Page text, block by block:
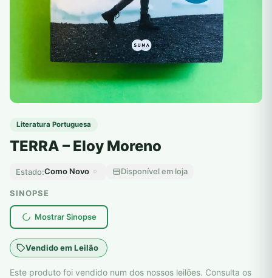
Literatura Portuguesa
TERRA – Eloy Moreno
Estado:Como Novo Disponível em loja
SINOPSE
Mostrar Sinopse
Vendido em Leilão
Este produto foi vendido num dos nossos leilões. Consulta os